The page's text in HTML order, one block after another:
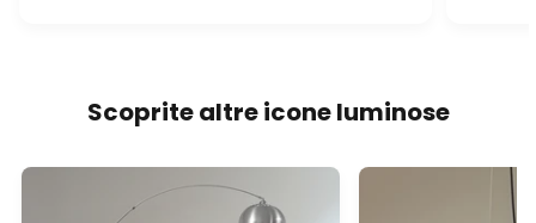
Scoprite altre icone luminose